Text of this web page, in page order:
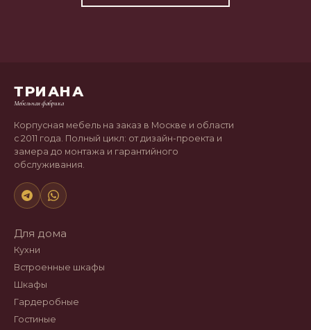
ТРИАНА
Мебельная фабрика
Корпусная мебель на заказ в Москве и области
с 2011 года. Полный цикл: от дизайн-проекта и
замера до монтажа и гарантийного
обслуживания.
Для дома
Кухни
Встроенные шкафы
Шкафы
Гардеробные
Гостиные